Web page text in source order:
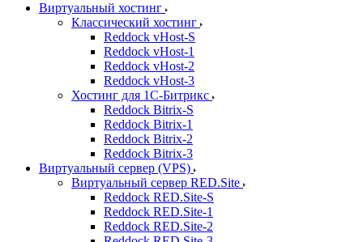
Виртуальный хостинг
Классический хостинг
Reddock vHost-S
Reddock vHost-1
Reddock vHost-2
Reddock vHost-3
Хостинг для 1С-Битрикс
Reddock Bitrix-S
Reddock Bitrix-1
Reddock Bitrix-2
Reddock Bitrix-3
Виртуальный сервер (VPS)
Виртуальный сервер RED.Site
Reddock RED.Site-S
Reddock RED.Site-1
Reddock RED.Site-2